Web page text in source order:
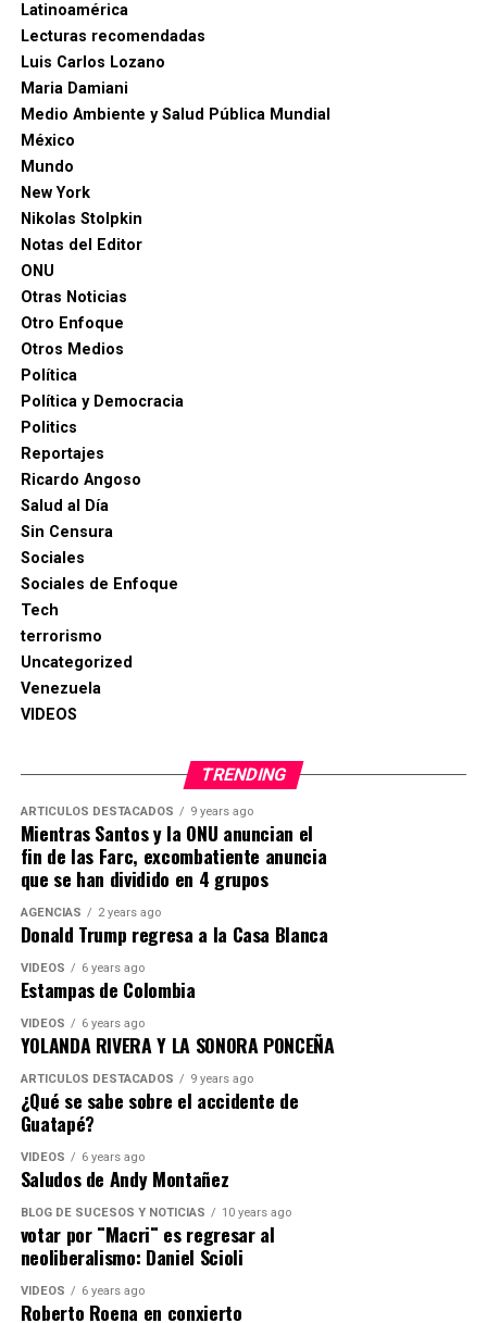
Latinoamérica
Lecturas recomendadas
Luis Carlos Lozano
Maria Damiani
Medio Ambiente y Salud Pública Mundial
México
Mundo
New York
Nikolas Stolpkin
Notas del Editor
ONU
Otras Noticias
Otro Enfoque
Otros Medios
Política
Política y Democracia
Politics
Reportajes
Ricardo Angoso
Salud al Día
Sin Censura
Sociales
Sociales de Enfoque
Tech
terrorismo
Uncategorized
Venezuela
VIDEOS
TRENDING
ARTICULOS DESTACADOS 9 years ago
Mientras Santos y la ONU anuncian el
fin de las Farc, excombatiente anuncia
que se han dividido en 4 grupos
AGENCIAS 2 years ago
Donald Trump regresa a la Casa Blanca
VIDEOS 6 years ago
Estampas de Colombia
VIDEOS 6 years ago
YOLANDA RIVERA Y LA SONORA PONCEÑA
ARTICULOS DESTACADOS 9 years ago
¿Qué se sabe sobre el accidente de
Guatapé?
VIDEOS 6 years ago
Saludos de Andy Montañez
BLOG DE SUCESOS Y NOTICIAS 10 years ago
votar por ¨Macri¨ es regresar al
neoliberalismo: Daniel Scioli
VIDEOS 6 years ago
Roberto Roena en conxierto